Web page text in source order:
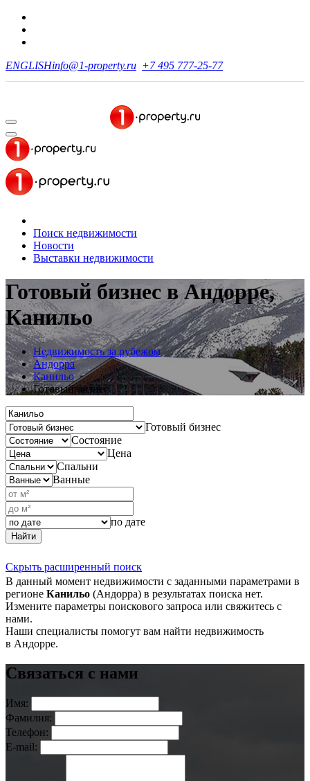
ENGLISHinfo@1-property.ru +7 495 777-25-77
Поиск недвижимости
Новости
Выставки недвижимости
Готовый бизнес в Андорре,
Канильо
Недвижимость за рубежом
Андорра
Канильо
Готовый бизнес
Готовый бизнес
Состояние
Цена
Спальни
Ванные
по дате
Найти
Скрыть расширенный поиск
В данный момент недвижимости с заданными параметрами в
регионе Канильо (Андорра) в результатах поиска нет.
Измените параметры поискового запроса или свяжитесь с
нами.
Наши специалисты помогут вам найти недвижимость
в Андорре.
Связаться с нами
Имя:
Фамилия:
Телефон:
E-mail: